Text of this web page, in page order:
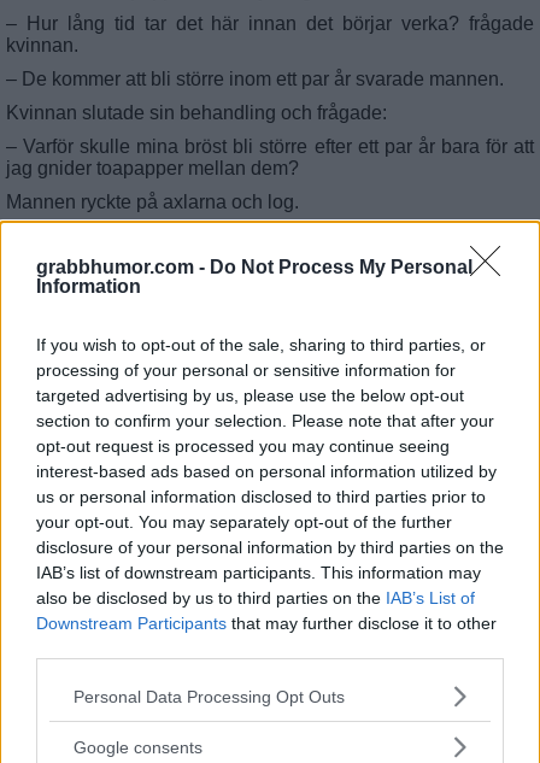
grabbhumor.com - Do Not Process My Personal
Information
If you wish to opt-out of the sale, sharing to third parties, or
processing of your personal or sensitive information for
targeted advertising by us, please use the below opt-out
section to confirm your selection. Please note that after your
opt-out request is processed you may continue seeing
interest-based ads based on personal information utilized by
us or personal information disclosed to third parties prior to
your opt-out. You may separately opt-out of the further
disclosure of your personal information by third parties on the
IAB’s list of downstream participants. This information may
also be disclosed by us to third parties on the IAB’s List of
Downstream Participants that may further disclose it to other
Please note that this website/app uses one or more Google
not limited to your visit or usage behaviour. You may click to
Personal Data Processing Opt Outs
Google consents
– Hur lång tid tar det här innan det börjar verka? frågade
kvinnan.
– De kommer att bli större inom ett par år svarade mannen.
Kvinnan slutade sin behandling och frågade:
– Varför skulle mina bröst bli större efter ett par år bara för att
jag gnider toapapper mellan dem?
Mannen ryckte på axlarna och log.
på brösten.